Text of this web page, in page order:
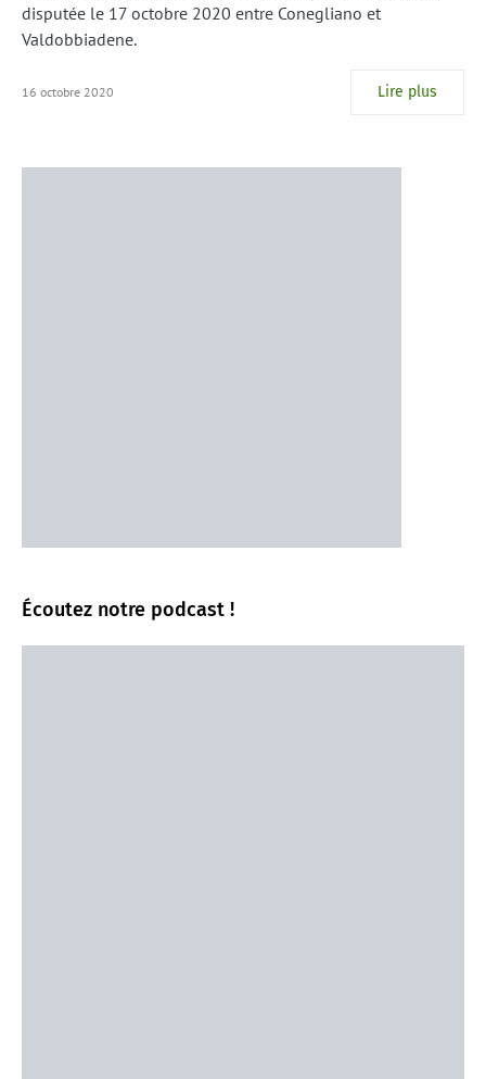
disputée le 17 octobre 2020 entre Conegliano et
Valdobbiadene.
16 octobre 2020 Lire plus
Écoutez notre podcast !